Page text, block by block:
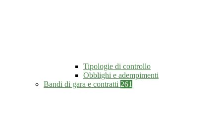
Tipologie di controllo
Obblighi e adempimenti
Bandi di gara e contratti 261